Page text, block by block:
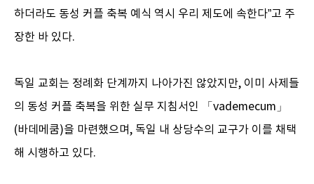
하더라도 동성 커플 축복 예식 역시 우리 제도에 속한다”고 주
장한 바 있다.
독일 교회는 정례화 단계까지 나아가진 않았지만, 이미 사제들
의 동성 커플 축복을 위한 실무 지침서인 「vademecum」
(바데메쿰)을 마련했으며, 독일 내 상당수의 교구가 이를 채택
해 시행하고 있다.